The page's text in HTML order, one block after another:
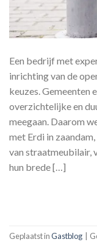
Een bedrijf met
inrichting van de
keuzes. Gemeenten
overzichtelijke en
meegaan. Daarom
met Erdi in
van straatmeubilair,
hun brede […]
Geplaatst inGastblog